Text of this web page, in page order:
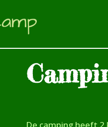
De camping heeft